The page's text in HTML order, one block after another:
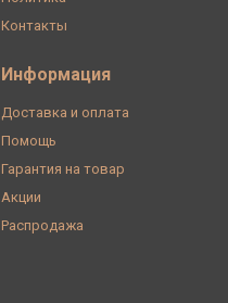
Контакты
Информация
Доставка и оплата
Помощь
Гарантия на товар
Акции
Распродажа